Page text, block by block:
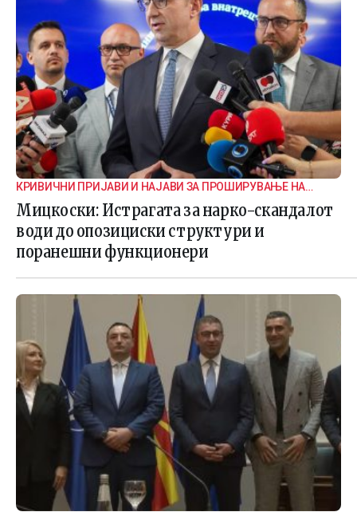
КРИВИЧНИ ПРИЈАВИ И НАЈАВИ ЗА ПРОШИРУВАЊЕ НА
ИСТРАГАТА
Мицкоски: Истрагата за нарко-скандалот
води до опозициски структури и
поранешни функционери